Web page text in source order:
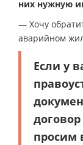
них нужную
— Хочу
аварийном
Если у
просим